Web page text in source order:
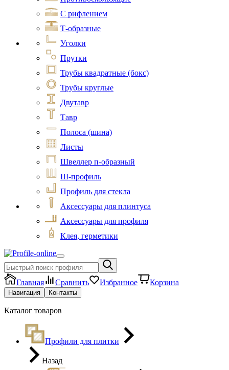
С рифлением
Т-образные
Уголки
Прутки
Трубы квадратные (бокс)
Трубы круглые
Двутавр
Тавр
Полоса (шина)
Листы
Швеллер п-образный
Ш-профиль
Профиль для стекла
Аксессуары для плинтуса
Аксессуары для профиля
Клея, герметики
Главная Сравнить Избранное Корзина
Навигация Контакты
Каталог товаров
Профили для плитки
Назад